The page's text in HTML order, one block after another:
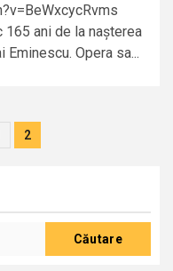
ani de la nașterea
Opera sa...
2
Căutare